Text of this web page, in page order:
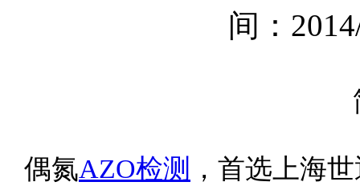
间：
偶氮AZO检测
，首选上海